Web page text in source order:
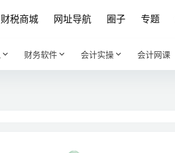
财税商城 网址导航 圈子 专题
财务软件 会计实操 会计网课